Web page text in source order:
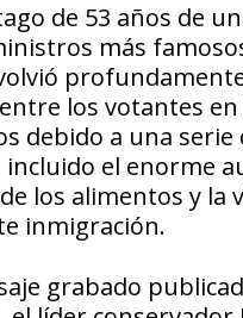
de 53 años de
más
los votantes en
debido a una serie
incluido el enorme
los alimentos y la
inmigración.
grabado